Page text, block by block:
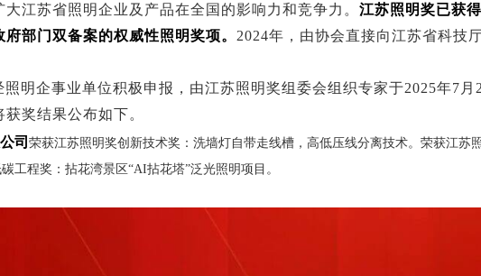
江苏省照明企业及产品在全国的影响力和竞争力。 江苏照明奖已获
部门双备案的权威性照明奖项。 2024年，由协会直接向江苏省科技
明企事业单位积极申报，由江苏照明奖组委会组织专家于2025年7月
奖结果公布如下。
司 荣获江苏照明奖创新技术奖：洗墙灯自带走线槽，高低压线分离技术。荣获江苏
工程奖：拈花湾景区“AI拈花塔”泛光照明项目。